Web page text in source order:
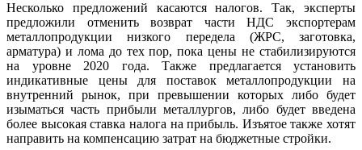
Несколько предложений касаются налогов. Так, эксперты
предложили отменить возврат части НДС экспортерам
металлопродукции низкого передела (ЖРС, заготовка,
арматура) и лома до тех пор, пока цены не стабилизируются
на уровне 2020 года. Также предлагается установить
индикативные цены для поставок металлопродукции на
внутренний рынок, при превышении которых либо будет
изыматься часть прибыли металлургов, либо будет введена
более высокая ставка налога на прибыль. Изъятое также хотят
направить на компенсацию затрат на бюджетные стройки.